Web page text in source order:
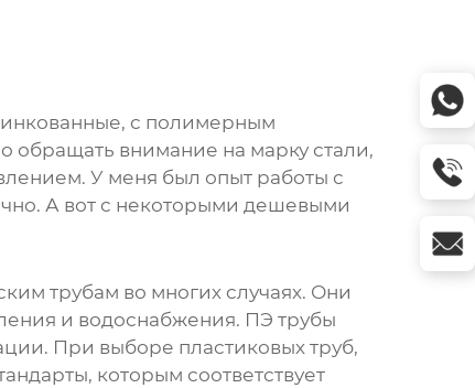
с полимерным
обращать внимание на марку стали,
У меня был опыт работы с
А вот с некоторыми дешевыми
трубам во многих случаях. Они
и водоснабжения. ПЭ трубы
При выборе пластиковых труб,
которым соответствует